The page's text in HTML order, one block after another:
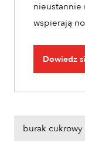
nieustannie
wspierają
Dowiedz
burak cukrowy